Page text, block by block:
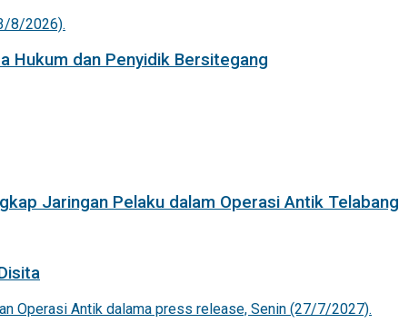
Hukum dan Penyidik Bersitegang
Jaringan Pelaku dalam Operasi Antik Telabang